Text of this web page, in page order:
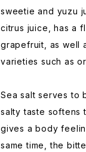
sweetie and yuzu
citrus juice, has a
grapefruit, as well
varieties such as
Sea salt serves to
salty taste softens
gives a body
same time, the